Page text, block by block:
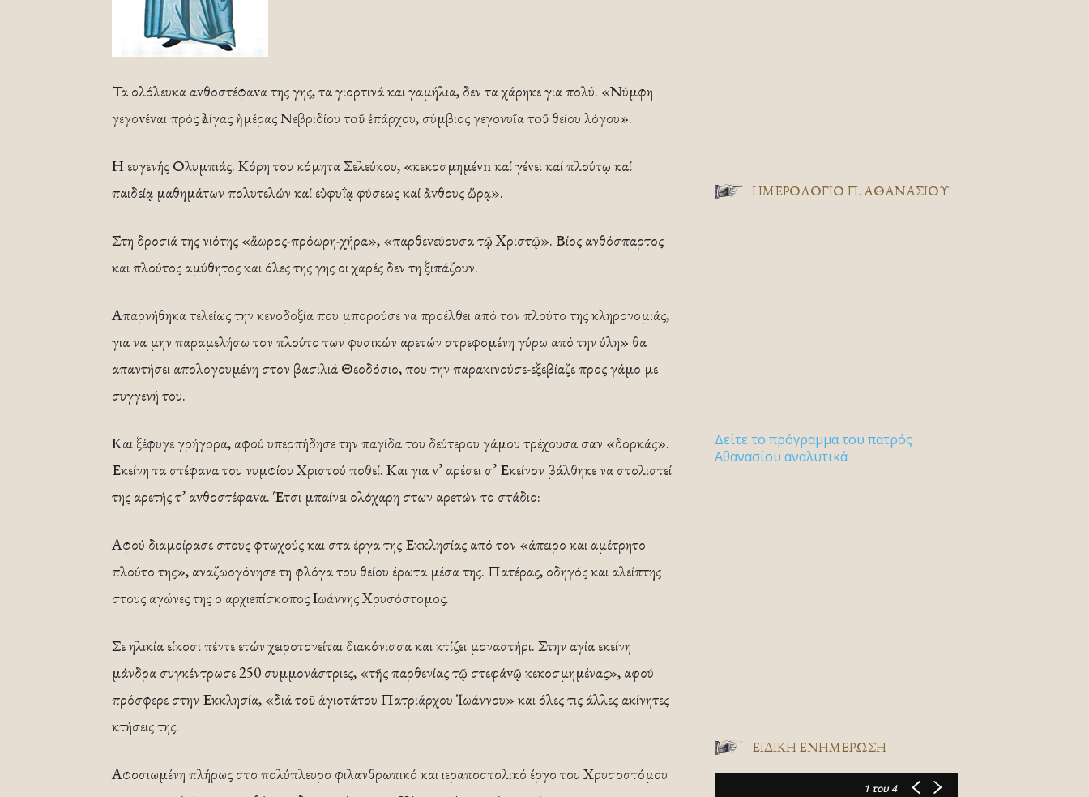
Τα ολόλευκα αvθοστέφαvα της γης, τα γιορτινά και γαμήλια, δεν τα χάρηκε για πολύ. «Νύμφη
γεγοvέvαι πρός ὀλίγας ἡμέρας Νεβριδίου τoῦ ἐπάρχου, σύµβιος γεγονυῖα τoῦ θείου λόγου».
Η ευγενής Ολυµπιάς. Κόρη του κόμητα Σελεύκου, «κεκοσμημέvn καί γέvει καί πλούτῳ καί
παιδείᾳ μαθημάτων πολυτελών καί εὐφυΐᾳ φύσεως καί ἄvθους ὥρᾳ».
Στη δροσιά της νιότης «ἄωρος-πρόωρη-χήρα», «παρθεvεύουσα τῷ Xριστῷ». Βίος ανθόσπαρτος
και πλούτος αμύθητος και όλες της γης οι χαρές δεν τη ξιπάζουν.
Απαρνήθηκα τελείως την κενοδοξία που μπορούσε να προέλθει από τον πλούτο της κληρονομιάς,
για να μην παραμελήσω τον πλούτο των φυσικών αρετών στρεφομένη γύρω από την ύλη» θα
απαντήσει απολογουμένη στον βασιλιά Θεοδόσιο, που την παρακινούσε-εξεβίαζε προς γάμο με
συγγενή του.
Και ξέφυγε γρήγορα, αφού υπερπήδησε την παγίδα του δεύτερου γάμου τρέχουσα σαν «δορκάς».
Εκείνη τα στέφανα του νυμφίου Χριστού ποθεί. Και για v’ αρέσει σ’ Εκείνον βάλθηκε να στολιστεί
της αρετής τ’ αvθοστέφαvα. Έτσι μπαίνει ολόχαρη στων αρετών το στάδιο:
Αφού διαμοίρασε στους φτωχούς και στα έργα της Εκκλησίας από τον «άπειρο και αμέτρητο
πλούτο της», αναζωογόνησε τη φλόγα του θείου έρωτα μέσα της. Πατέρας, οδηγός και αλείπτης
στους αγώνες της ο αρχιεπίσκοπος Ιωάννης Χρυσόστομος.
Σε ηλικία είκοσι πέντε ετών χειροτονείται διακόνισσα και κτίζει μοναστήρι. Στην αγία εκείνη
μάνδρα συγκέντρωσε 250 συμμονάστριες, «τῆς παρθενίας τῷ στεφάvῷ κεκοσμημένας», αφού
πρόσφερε στην Εκκλησία, «διά τοῦ ἁγιοτάτου Πατριάρχου Ἰωάννου» και όλες τις άλλες ακίνητες
κτήσεις της.
Αφοσιωμένη πλήρως στο πολύπλευρο φιλανθρωπικό και ιεραποστολικό έργο του Χρυσοστόμου
ΗΜΕΡΟΛΟΓΙΟ Π. ΑΘΑΝΑΣΙΟΥ
Δείτε το πρόγραμμα του πατρός
Αθανασίου αναλυτικά
ΕΙΔΙΚΉ ΕΝΗΜΈΡΩΣΗ
1 του 4